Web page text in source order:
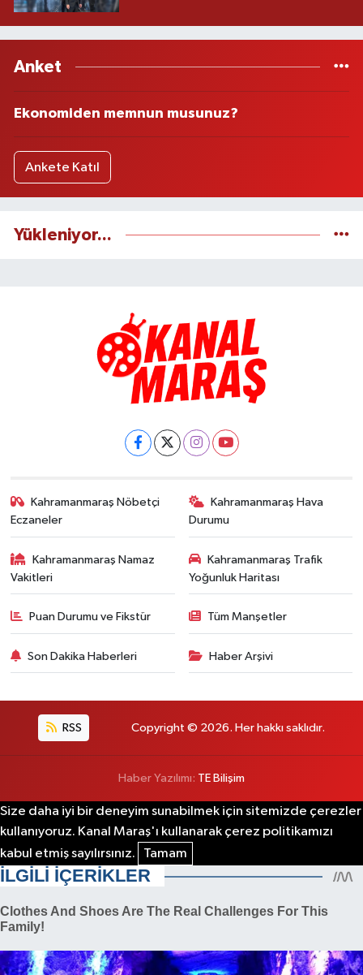
Anket
Ekonomiden memnun musunuz?
Ankete Katıl
Yükleniyor...
Kahramanmaraş Nöbetçi
Eczaneler
Kahramanmaraş Hava
Durumu
Kahramanmaraş Namaz
Vakitleri
Kahramanmaraş Trafik
Yoğunluk Haritası
Puan Durumu ve Fikstür Tüm Manşetler
Son Dakika Haberleri Haber Arşivi
RSS Copyright © 2026. Her hakkı saklıdır.
Haber Yazılımı: TE Bilişim
Size daha iyi bir deneyim sunabilmek için sitemizde çerezler
kullanıyoruz. Kanal Maraş'ı kullanarak çerez politikamızı
kabul etmiş sayılırsınız.
Tamam